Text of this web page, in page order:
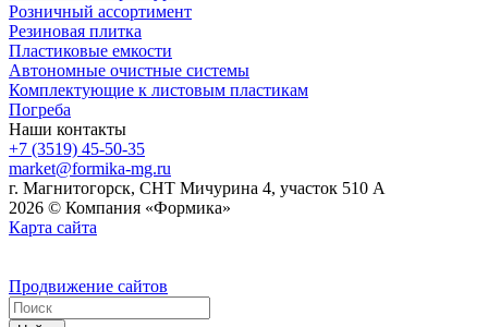
Розничный ассортимент
Резиновая плитка
Пластиковые емкости
Автономные очистные системы
Комплектующие к листовым пластикам
Погреба
Наши контакты
+7 (3519) 45-50-35
market@formika-mg.ru
г. Магнитогорск, СНТ Мичурина 4, участок 510 А
2026 © Компания «Формика»
Карта сайта
Продвижение сайтов